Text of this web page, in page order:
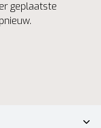
geplaatste